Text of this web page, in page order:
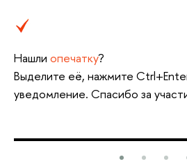
Нашли опечатку?
Выделите её, нажмите
уведомление. Спасибо за